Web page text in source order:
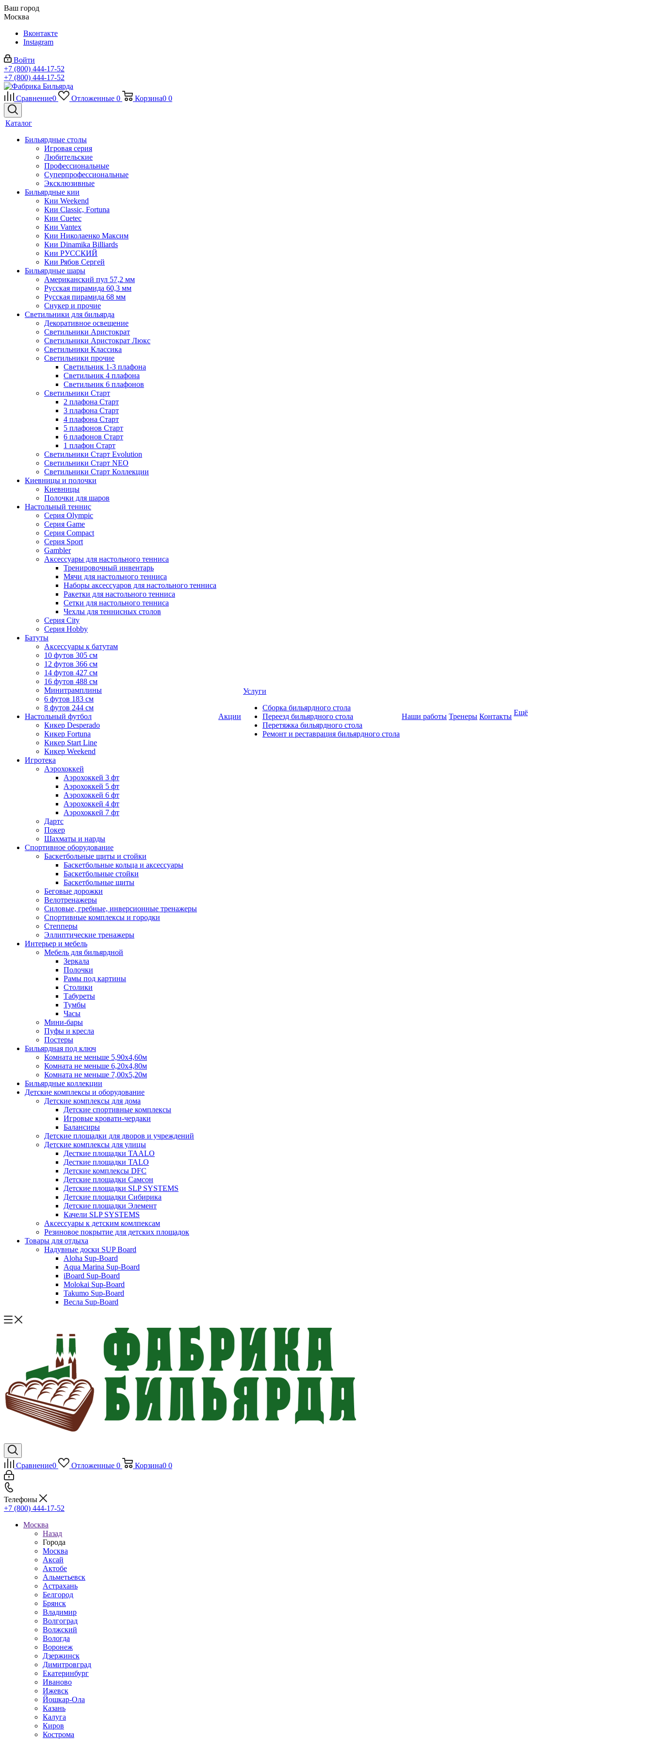
Ваш город
Москва
Вконтакте
Instagram
Войти
+7 (800) 444-17-52
+7 (800) 444-17-52
Сравнение0 Отложенные 0 Корзина0 0
Каталог
Бильярдные столы
Игровая серия
Любительские
Профессиональные
Суперпрофессиональные
Эксклюзивные
Бильярдные кии
Кии Weekend
Кии Classic, Fortuna
Кии Cuetec
Кии Vantex
Кии Николаенко Максим
Кии Dinamika Billiards
Кии РУССКИЙ
Кии Рябов Сергей
Бильярдные шары
Американский пул 57,2 мм
Русская пирамида 60,3 мм
Русская пирамида 68 мм
Снукер и прочие
Светильники для бильярда
Декоративное освещение
Светильники Аристократ
Светильники Аристократ Люкс
Светильники Классика
Светильники прочие
Светильник 1-3 плафона
Светильник 4 плафона
Светильник 6 плафонов
Светильники Старт
2 плафона Старт
3 плафона Старт
4 плафона Старт
5 плафонов Старт
6 плафонов Старт
1 плафон Старт
Светильники Старт Evolution
Светильники Старт NEO
Светильники Старт Коллекции
Киевницы и полочки
Киевницы
Полочки для шаров
Настольный теннис
Серия Olympic
Серия Game
Серия Compact
Серия Sport
Gambler
Аксессуары для настольного тенниса
Тренировочный инвентарь
Мячи для настольного тенниса
Наборы аксессуаров для настольного тенниса
Ракетки для настольного тенниса
Сетки для настольного тенниса
Чехлы для теннисных столов
Серия City
Серия Hobby
Батуты
Аксессуары к батутам
10 футов 305 см
12 футов 366 см
14 футов 427 см
16 футов 488 см
Минитрамплины
6 футов 183 см
8 футов 244 см
Настольный футбол
Кикер Desperado
Кикер Fortuna
Кикер Start Line
Кикер Weekend
Игротека
Аэрохоккей
Аэрохоккей 3 фт
Аэрохоккей 5 фт
Аэрохоккей 6 фт
Аэрохоккей 4 фт
Аэрохоккей 7 фт
Дартс
Покер
Шахматы и нарды
Спортивное оборудование
Баскетбольные щиты и стойки
Баскетбольные кольца и аксессуары
Баскетбольные стойки
Баскетбольные щиты
Беговые дорожки
Велотренажеры
Силовые, гребные, инверсионные тренажеры
Спортивные комплексы и городки
Степперы
Эллиптические тренажеры
Интерьер и мебель
Мебель для бильярдной
Зеркала
Полочки
Рамы под картины
Столики
Табуреты
Тумбы
Часы
Мини-бары
Пуфы и кресла
Постеры
Бильярдная под ключ
Комната не меньше 5,90х4,60м
Комната не меньше 6,20х4,80м
Комната не меньше 7,00х5,20м
Бильярдные коллекции
Детские комплексы и оборудование
Детские комплексы для дома
Детские спортивные комплексы
Игровые кровати-чердаки
Балансиры
Детские площадки для дворов и учреждений
Детские комплексы для улицы
Десткие площадки TAALO
Десткие площадки TALO
Детские комплексы DFC
Детские площадки Самсон
Детские площадки SLP SYSTEMS
Детские площадки Сибирика
Детские площадки Элемент
Качели SLP SYSTEMS
Аксессуары к детским комлпексам
Резиновое покрытие для детских площадок
Товары для отдыха
Надувные доски SUP Board
Aloha Sup-Board
Aqua Marina Sup-Board
iBoard Sup-Board
Molokai Sup-Board
Takumo Sup-Board
Весла Sup-Board
Акции
Услуги
Сборка бильярдного стола
Переезд бильярдного стола
Перетяжка бильярдного стола
Ремонт и реставрация бильярдного стола
Наши работы Тренеры Контакты Ещё
Сравнение0 Отложенные 0 Корзина0 0
Телефоны
+7 (800) 444-17-52
Москва
Назад
Города
Москва
Аксай
Актобе
Альметьевск
Астрахань
Белгород
Брянск
Владимир
Волгоград
Волжский
Вологда
Воронеж
Дзержинск
Димитровград
Екатеринбург
Иваново
Ижевск
Йошкар-Ола
Казань
Калуга
Киров
Кострома